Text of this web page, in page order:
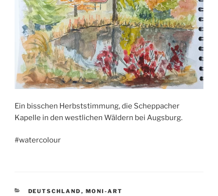
Ein bisschen Herbststimmung, die Scheppacher
Kapelle in den westlichen Wäldern bei Augsburg.
#watercolour
KATEGORIEN
DEUTSCHLAND , MONI-ART